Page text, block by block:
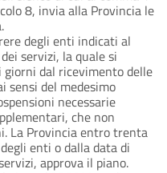
8, invia alla Provincia le
degli enti indicati al
servizi, la quale si
dal ricevimento delle
sensi del medesimo
necessarie
che non
La Provincia entro trenta
enti o dalla data di
approva il piano.